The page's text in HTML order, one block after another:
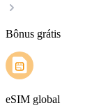
Bônus grátis
eSIM global